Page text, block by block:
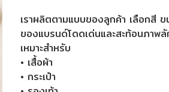
เราผลิตตามแบบของลูกค้า เลือกสี
ของแบรนด์โดดเด่นและสะท้อนภา
เหมาะสำหรับ
• เสื้อผ้า
• กระเป๋า